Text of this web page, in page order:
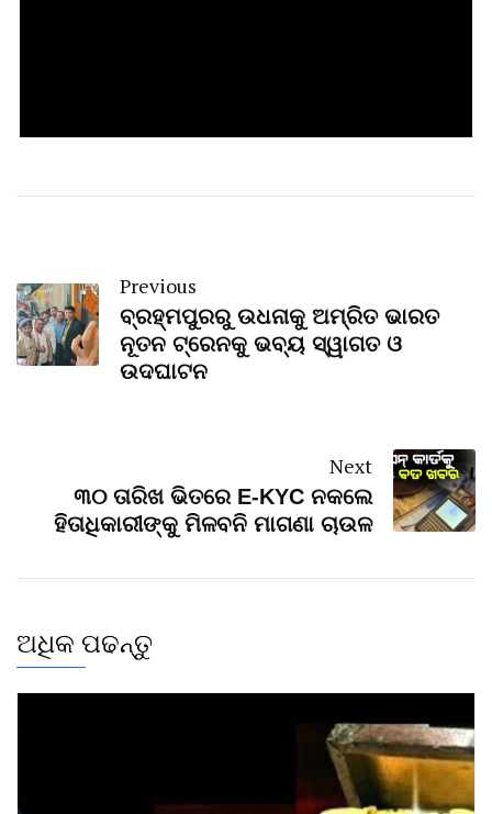
Previous
ବ୍ରହ୍ମପୁରରୁ ଉଧନାକୁ ଅମ୍ରିତ ଭାରତ
ନୂତନ ଟ୍ରେନକୁ ଭବ୍ୟ ସ୍ୱାଗତ ଓ
ଉଦଘାଟନ
Next
୩୦ ତାରିଖ ଭିତରେ E-KYC ନକଲେ
ହିତାଧିକାରୀଙ୍କୁ ମିଳବନି ମାଗଣା ଚାଉଳ
ଅଧିକ ପଢନ୍ତୁ